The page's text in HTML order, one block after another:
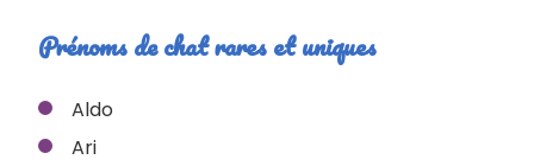
Prénoms de chat rares et uniques
Aldo
Ari